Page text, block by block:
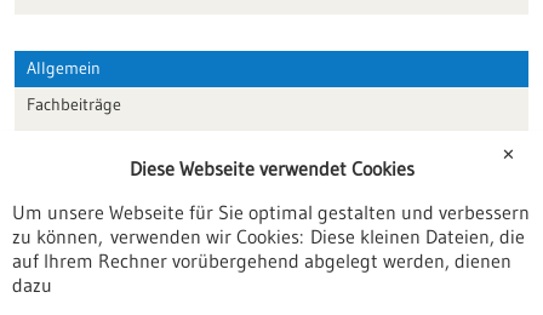
Allgemein
Fachbeiträge
Veranstaltungen
Erscheinungsdatum
✕
Diese Webseite verwendet Cookies
Um unsere Webseite für Sie optimal gestalten und verbessern
zu können, verwenden wir Cookies: Diese kleinen Dateien, die
auf Ihrem Rechner vorübergehend abgelegt werden, dienen
dazu